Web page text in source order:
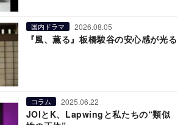
国内ドラマ 2026.08.05
『風、薫る』板橋駿谷の安心感が光る
コラム 2025.06.22
JOIとK、Lapwingと私たちの“類似